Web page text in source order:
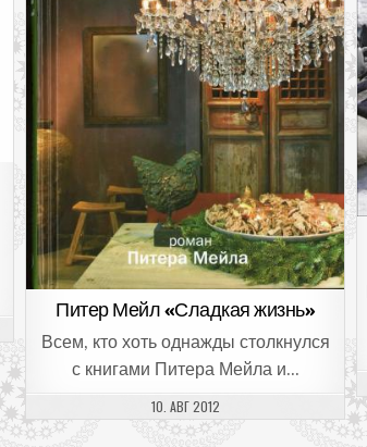
Питер Мейл «Сладкая жизнь»
Всем, кто хоть однажды столкнулся
с книгами Питера Мейла и…
ДАТА ПУБЛИКАЦИИ:
10. АВГ 2012